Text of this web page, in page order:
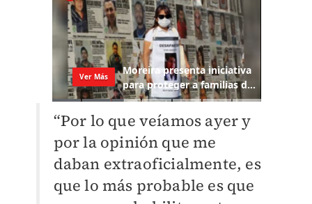
“Por lo que veíamos ayer y
por la opinión que me
daban extraoficialmente, es
que lo más probable es que